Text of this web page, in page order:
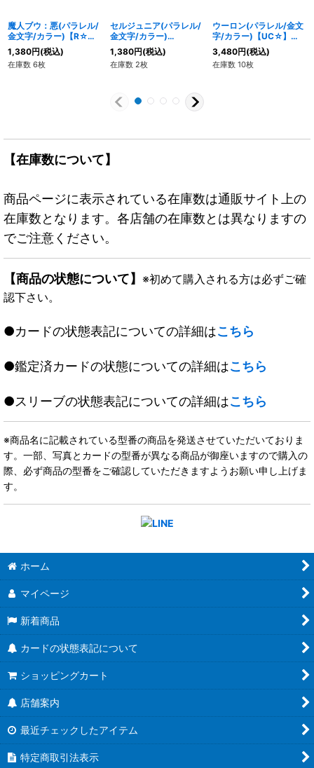
魔人ブウ：悪(パラレル/
金文字/カラー)【R☆】
{SB01-034}
1,380円(税込)
在庫数 6枚
セルジュニア(パラレル/
金文字/カラー)
【UC☆】{SB01-013}
1,380円(税込)
在庫数 2枚
ウーロン(パラレル/金文
字/カラー)【UC☆】
{SB01-047}
3,480円(税込)
在庫数 10枚
【在庫数について】
商品ページに表示されている在庫数は通販サイト上の
在庫数となります。各店舗の在庫数とは異なりますの
でご注意ください。
【商品の状態について】 ※初めて購入される方は必ずご確
認下さい。
●カードの状態表記についての詳細はこちら
●鑑定済カードの状態についての詳細はこちら
●スリーブの状態表記についての詳細はこちら
※商品名に記載されている型番の商品を発送させていただいておりま
す。一部、写真とカードの型番が異なる商品が御座いますので購入の
際、必ず商品の型番をご確認していただきますようお願い申し上げま
す。
ホーム
マイページ
新着商品
カードの状態表記について
ショッピングカート
店舗案内
最近チェックしたアイテム
特定商取引法表示